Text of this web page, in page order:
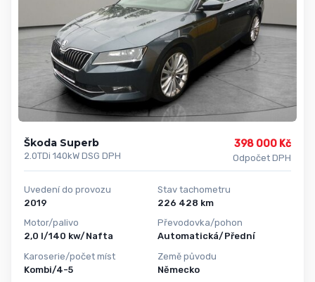
Škoda Superb
2.0TDi 140kW DSG DPH
398 000 Kč
Odpočet DPH
Uvedení do provozu
2019
Motor/palivo
2,0 l/140 kw/Nafta
Karoserie/počet míst
Kombi/4-5
Stav tachometru
226 428 km
Převodovka/pohon
Automatická/Přední
Země původu
Německo